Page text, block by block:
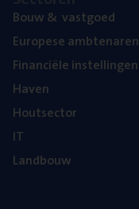
Bouw& vastgoed
Euro­pe­se ambtenaren
Finan­ci­ë­le instellingen
Haven
Hout­sec­tor
IT
Land­bouw